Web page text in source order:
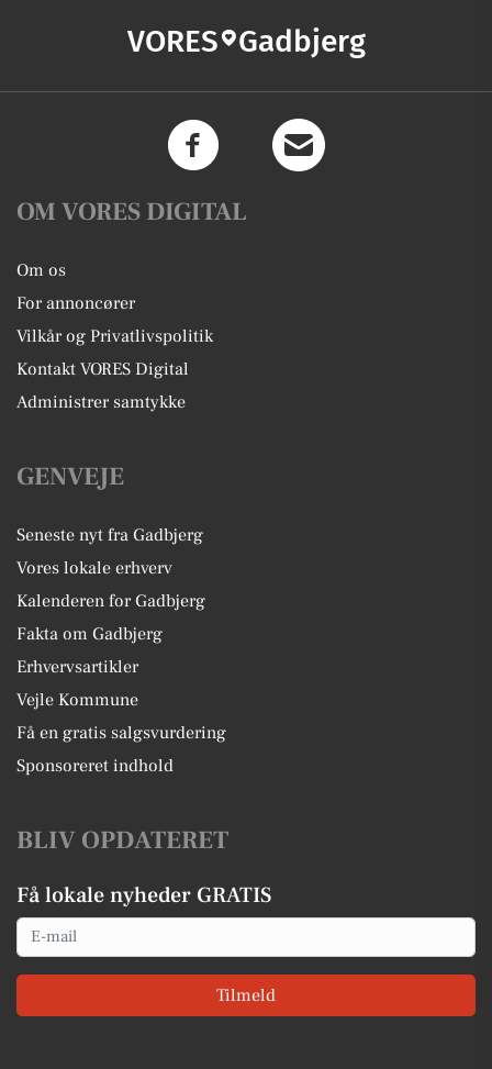
VORES Gadbjerg
OM VORES DIGITAL
Om os
For annoncører
Vilkår og Privatlivspolitik
Kontakt VORES Digital
Administrer samtykke
GENVEJE
Seneste nyt fra Gadbjerg
Vores lokale erhverv
Kalenderen for Gadbjerg
Fakta om Gadbjerg
Erhvervsartikler
Vejle Kommune
Få en gratis salgsvurdering
Sponsoreret indhold
BLIV OPDATERET
Få lokale nyheder GRATIS
Email
Tilmeld